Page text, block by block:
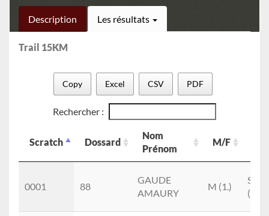
Description Les résultats
Trail 15KM
Copy Excel CSV PDF
Rechercher :
Scratch Dossard
Nom
Prénom
M/F
Prénom
0001
88
GAUDE
AMAURY
M (1.)
SEM
()